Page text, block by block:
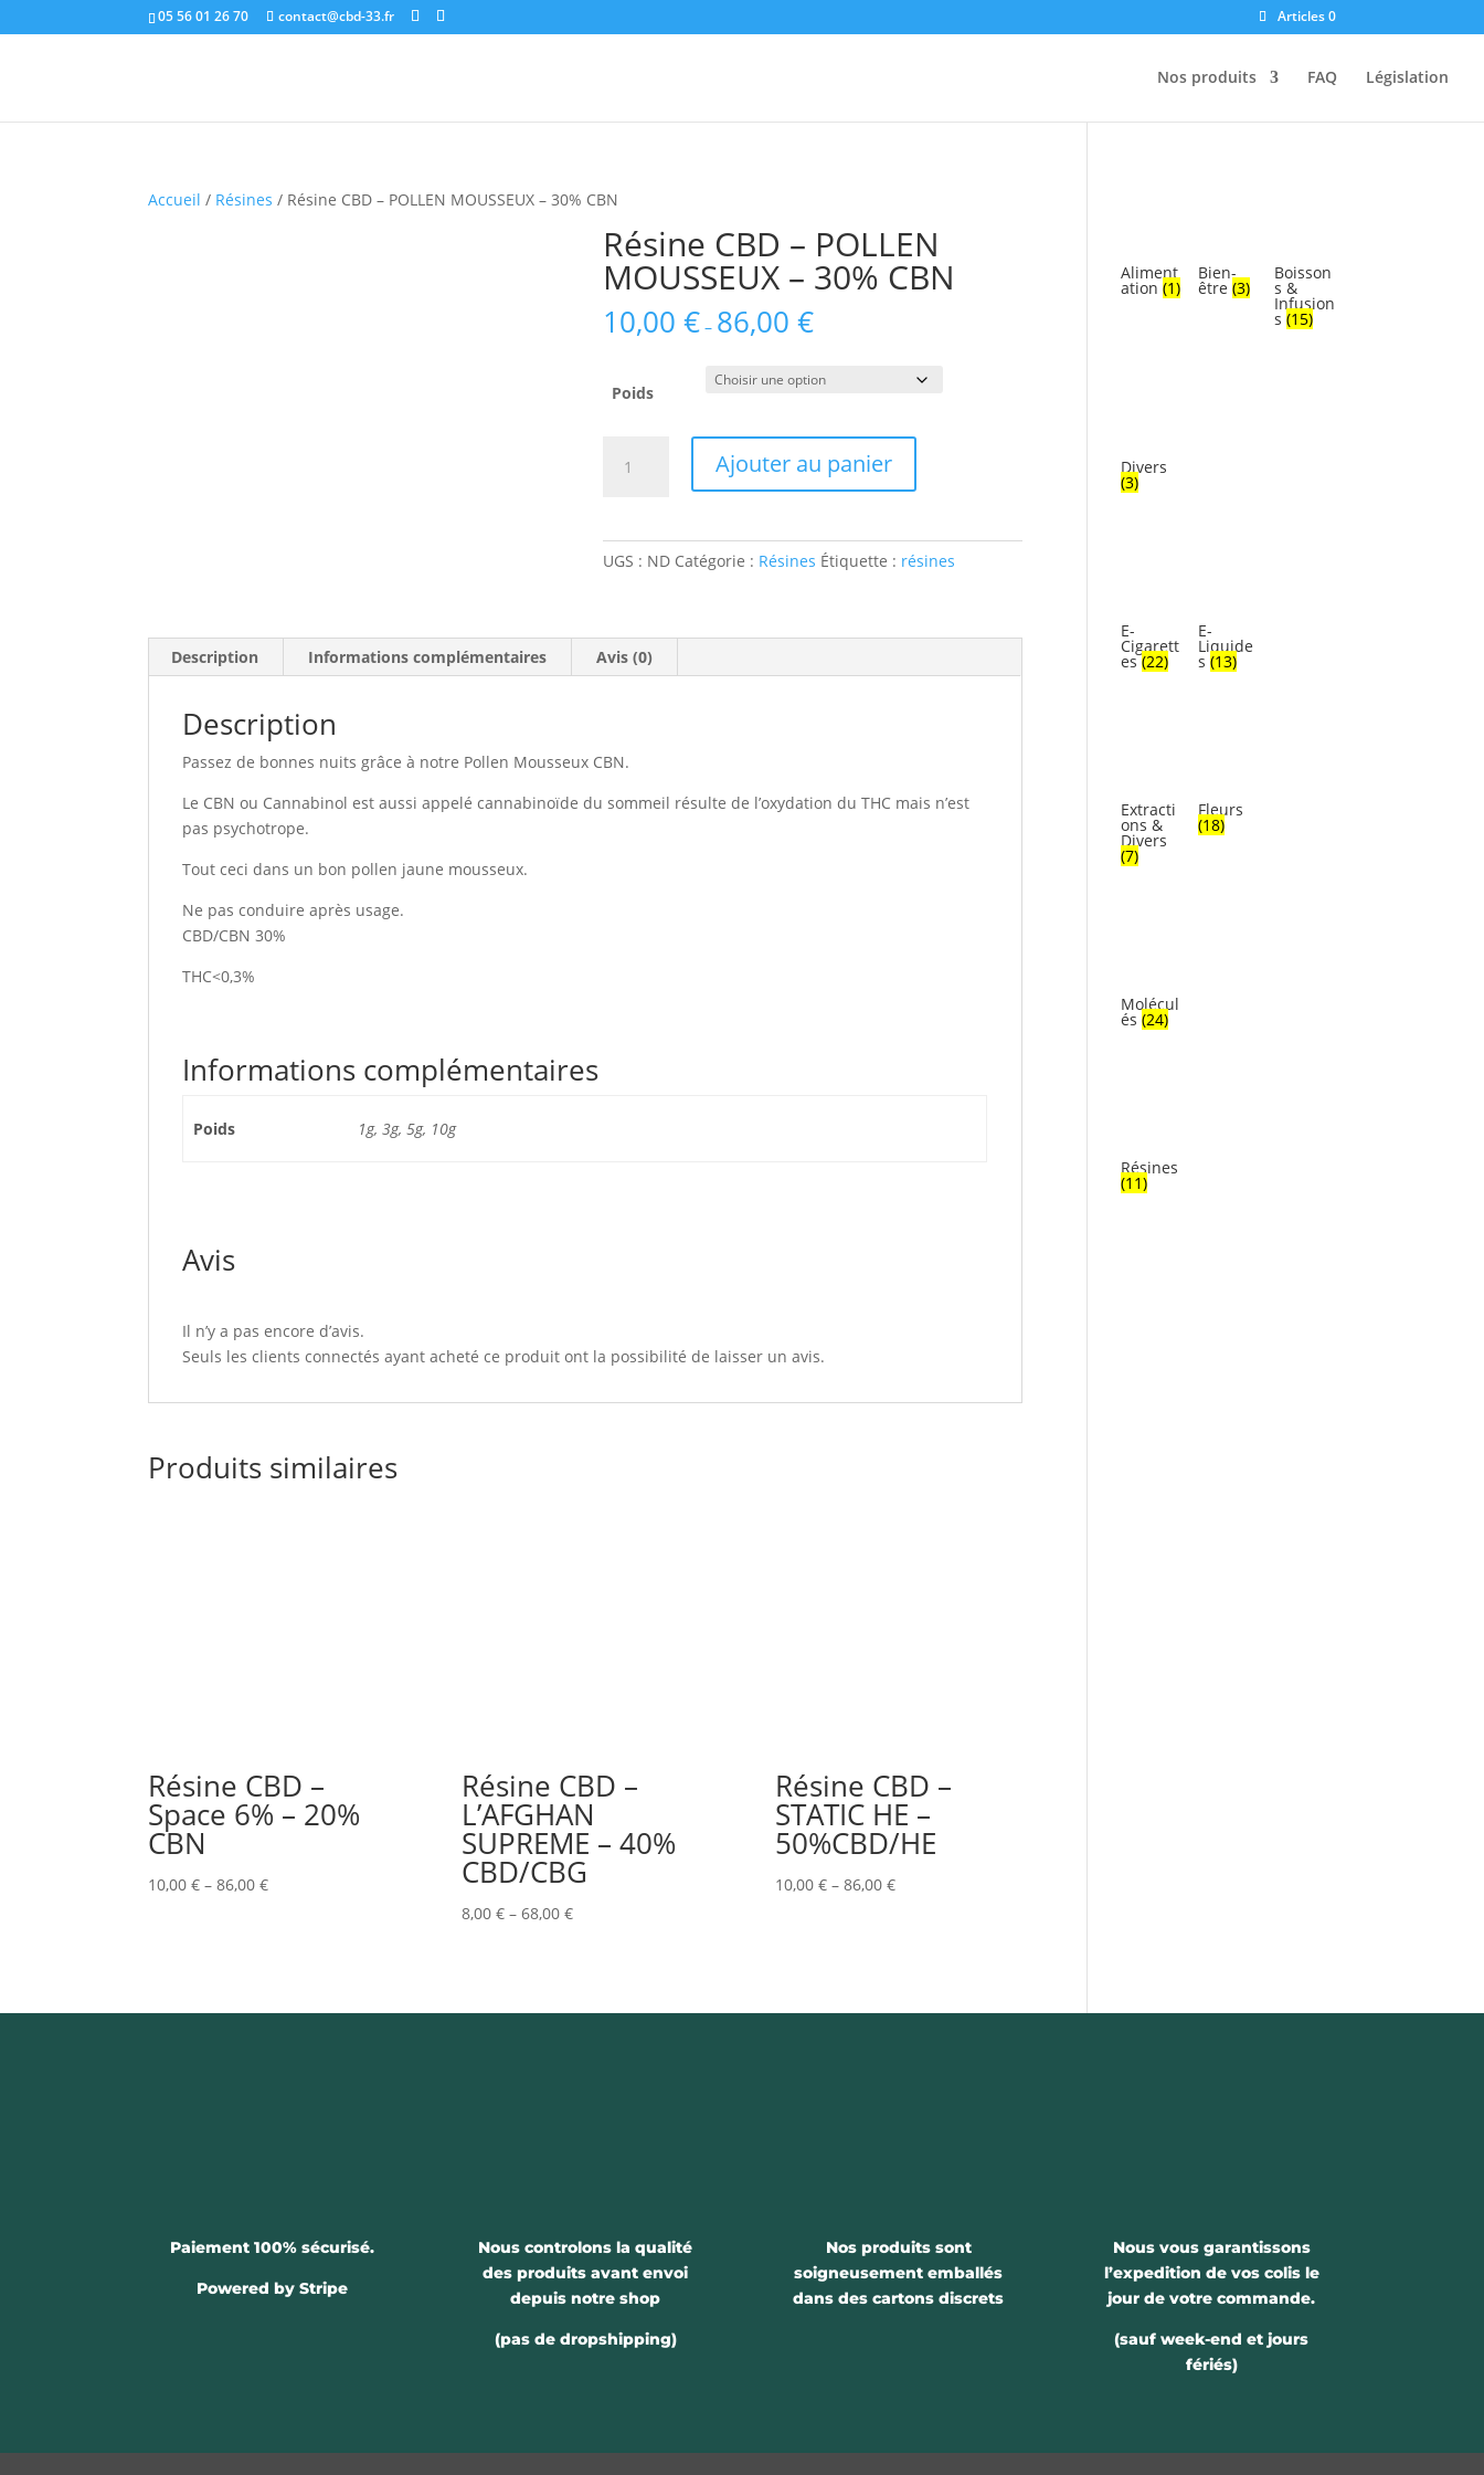
05 56 01 26 70 contact@cbd-33.fr Articles 0
Nos produits FAQ Législation
Accueil / Résines / Résine CBD – POLLEN MOUSSEUX – 30% CBN
Résine CBD – POLLEN
MOUSSEUX – 30% CBN
10,00€ – 86,00€
Poids
30%
CBN
Ajouter au panier
UGS : ND Catégorie : Résines Étiquette : résines
Description Informations complémentaires Avis (0)
Description
Passez de bonnes nuits grâce à notre Pollen Mousseux CBN.
Le CBN ou Cannabinol est aussi appelé cannabinoïde du sommeil résulte de l’oxydation du THC mais n’est
pas psychotrope.
Tout ceci dans un bon pollen jaune mousseux.
Ne pas conduire après usage.
CBD/CBN 30%
THC<0,3%
Informations complémentaires
Poids 1g, 3g, 5g, 10g
Avis
Il n’y a pas encore d’avis.
Seuls les clients connectés ayant acheté ce produit ont la possibilité de laisser un avis.
Produits similaires
Résine CBD –
Space 6% – 20%
CBN
10,00€ –86,00€
Résine CBD –
L’AFGHAN
SUPREME – 40%
CBD/CBG
8,00 €– 68,00 €
Résine CBD –
STATIC HE –
50%CBD/HE
10,00 €– 86,00 €
Aliment
ation(1)
Bien-
être (3)
Boisson
s &
Infusion
s(15)
Divers
(3)
E-
Cigarett
es(22)
E-
Liquide
s (13)
Extracti
ons &
Divers
(7)
Fleurs
(18)
Molécul
és(24)
Résines
(11)
Paiement 100% sécurisé.
Powered by Stripe
Nous controlons la qualité
des produits avant envoi
depuis notre shop
(pas de dropshipping)
Nos produits sont
soigneusement emballés
dans des cartons discrets
Nous vous garantissons
l’expedition de vos colis le
jour de votre commande.
(sauf week-end et jours
fériés)